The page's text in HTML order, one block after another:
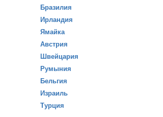
Бразилия
Ирландия
Ямайка
Австрия
Швейцария
Румыния
Бельгия
Израиль
Турция